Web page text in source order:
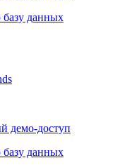
базу данных
демо-доступ
базу данных